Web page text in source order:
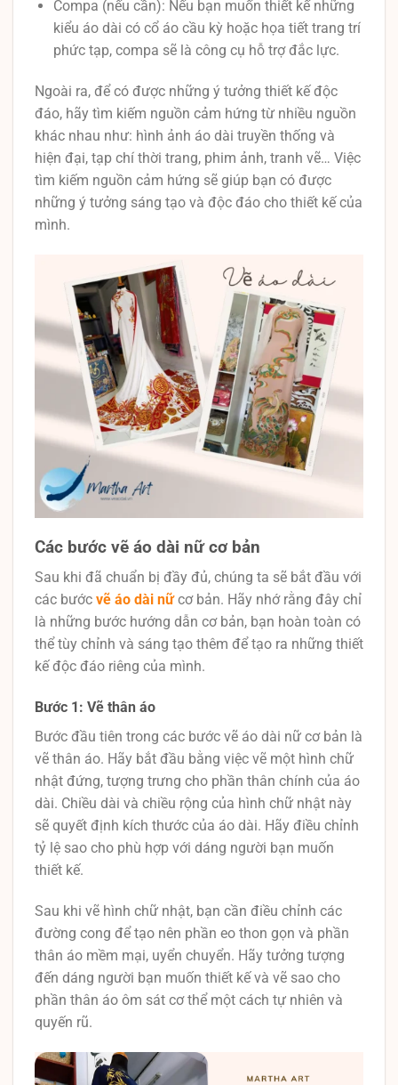
Compa (nếu cần): Nếu bạn muốn thiết kế những
kiểu áo dài có cổ áo cầu kỳ hoặc họa tiết trang trí
phức tạp, compa sẽ là công cụ hỗ trợ đắc lực.
Ngoài ra, để có được những ý tưởng thiết kế độc
đáo, hãy tìm kiếm nguồn cảm hứng từ nhiều nguồn
khác nhau như: hình ảnh áo dài truyền thống và
hiện đại, tạp chí thời trang, phim ảnh, tranh vẽ… Việc
tìm kiếm nguồn cảm hứng sẽ giúp bạn có được
những ý tưởng sáng tạo và độc đáo cho thiết kế của
mình.
Các bước vẽ áo dài nữ cơ bản
Sau khi đã chuẩn bị đầy đủ, chúng ta sẽ bắt đầu với
các bước vẽ áo dài nữcơ bản. Hãy nhớ rằng đây chỉ
là những bước hướng dẫn cơ bản, bạn hoàn toàn có
thể tùy chỉnh và sáng tạo thêm để tạo ra những thiết
kế độc đáo riêng của mình.
Bước 1: Vẽ thân áo
Bước đầu tiên trong các bước vẽ áo dài nữ cơ bản là
vẽ thân áo. Hãy bắt đầu bằng việc vẽ một hình chữ
nhật đứng, tượng trưng cho phần thân chính của áo
dài. Chiều dài và chiều rộng của hình chữ nhật này
sẽ quyết định kích thước của áo dài. Hãy điều chỉnh
tỷ lệ sao cho phù hợp với dáng người bạn muốn
thiết kế.
Sau khi vẽ hình chữ nhật, bạn cần điều chỉnh các
đường cong để tạo nên phần eo thon gọn và phần
thân áo mềm mại, uyển chuyển. Hãy tưởng tượng
đến dáng người bạn muốn thiết kế và vẽ sao cho
phần thân áo ôm sát cơ thể một cách tự nhiên và
quyến rũ.